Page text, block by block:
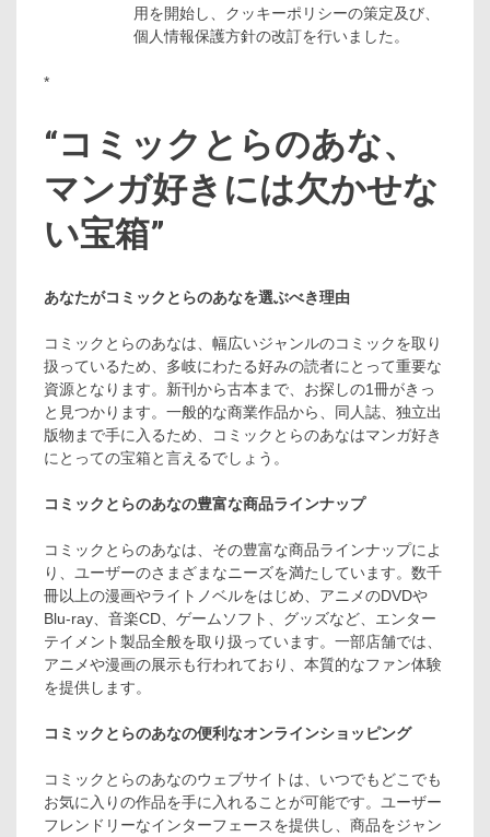
用を開始し、クッキーポリシーの策定及び、
個人情報保護方針の改訂を行いました。
*
“コミックとらのあな、
マンガ好きには欠かせな
い宝箱”
あなたがコミックとらのあなを選ぶべき理由
コミックとらのあなは、幅広いジャンルのコミックを取り
扱っているため、多岐にわたる好みの読者にとって重要な
資源となります。新刊から古本まで、お探しの1冊がきっ
と見つかります。一般的な商業作品から、同人誌、独立出
版物まで手に入るため、コミックとらのあなはマンガ好き
にとっての宝箱と言えるでしょう。
コミックとらのあなの豊富な商品ラインナップ
コミックとらのあなは、その豊富な商品ラインナップによ
り、ユーザーのさまざまなニーズを満たしています。数千
冊以上の漫画やライトノベルをはじめ、アニメのDVDや
Blu-ray、音楽CD、ゲームソフト、グッズなど、エンター
テイメント製品全般を取り扱っています。一部店舗では、
アニメや漫画の展示も行われており、本質的なファン体験
を提供します。
コミックとらのあなの便利なオンラインショッピング
コミックとらのあなのウェブサイトは、いつでもどこでも
お気に入りの作品を手に入れることが可能です。ユーザー
フレンドリーなインターフェースを提供し、商品をジャン